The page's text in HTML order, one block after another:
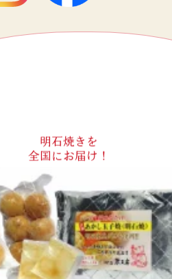
明石焼きを
全国にお届け！